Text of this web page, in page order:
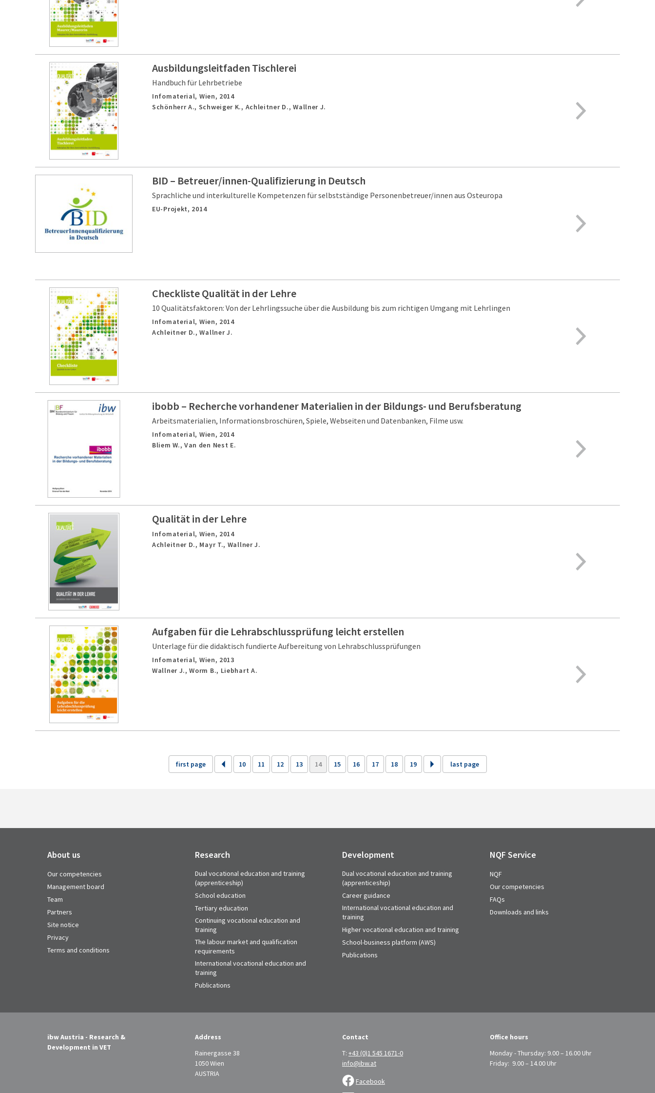
Ausbildungsleitfaden Tischlerei
Handbuch für Lehrbetriebe
Infomaterial, Wien, 2014
Schönherr A., Schweiger K., Achleitner D., Wallner J.
BID – Betreuer/innen-Qualifizierung in Deutsch
Sprachliche und interkulturelle Kompetenzen für selbstständige Personenbetreuer/innen aus Osteuropa
EU-Projekt, 2014
Checkliste Qualität in der Lehre
10 Qualitätsfaktoren: Von der Lehrlingssuche über die Ausbildung bis zum richtigen Umgang mit Lehrlingen
Infomaterial, Wien, 2014
Achleitner D., Wallner J.
ibobb – Recherche vorhandener Materialien in der Bildungs- und Berufsberatung
Arbeitsmaterialien, Informationsbroschüren, Spiele, Webseiten und Datenbanken, Filme usw.
Infomaterial, Wien, 2014
Bliem W., Van den Nest E.
Qualität in der Lehre
Infomaterial, Wien, 2014
Achleitner D., Mayr T., Wallner J.
Aufgaben für die Lehrabschlussprüfung leicht erstellen
Unterlage für die didaktisch fundierte Aufbereitung von Lehrabschlussprüfungen
Infomaterial, Wien, 2013
Wallner J., Worm B., Liebhart A.
first page 10 11 12 13 14 15 16 17 18 19 last page
About us
Our competencies
Management board
Team
Partners
Site notice
Privacy
Terms and conditions
Research
Dual vocational education and training
(apprenticeship)
School education
Tertiary education
Continuing vocational education and
training
The labour market and qualification
requirements
International vocational education and
training
Publications
Development
Dual vocational education and training
(apprenticeship)
Career guidance
International vocational education and
training
Higher vocational education and training
School-business platform (AWS)
Publications
NQF Service
NQF
Our competencies
FAQs
Downloads and links
ibw Austria - Research &
Development in VET
Address
Rainergasse 38
1050 Wien
AUSTRIA
Contact
T: +43 (0)1 545 1671-0
info@ibw.at
Facebook
Office hours
Monday - Thursday: 9.00 – 16.00 Uhr
Friday: 9.00 – 14.00 Uhr